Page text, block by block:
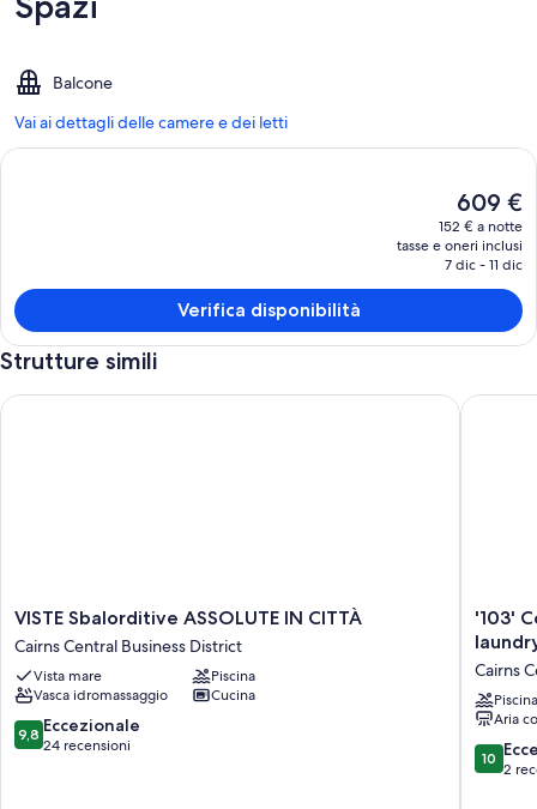
Balcone
Vai ai dettagli delle camere e dei letti
Il
prezzo
attuale
è
609 €
609 €
152 € a notte
tasse e oneri inclusi
7 dic - 11 dic
Verifica disponibilità
Strutture simili
VISTE
Sbalorditive
ASSOLUTE
IN
CITTÀ
Cairns
Central
VISTE Sbalorditive ASSOLUTE IN CITTÀ
Cairns Central Business District
Vista mare
Piscina
Vasca idromassaggio
Cucina
9.8
su
9,8 Eccezionale
24 recensioni
VISTE Sbalorditive ASSOLUTE IN CITTÀ
'103'
Coral
Hotel
Room
(No
kitchen
or
'103' Coral Sea Hotel Room (No kitchen or
Cairns
Piscina
Aria
10.0
su
10
2
'103'